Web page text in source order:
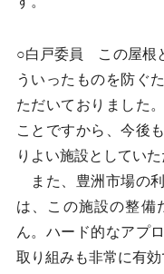
○白戸委員 この屋根
ういったものを防ぐ
ただいておりました
ことですから、今後
りよい施設としてい
また、豊洲市場の
は、この施設の整備
ん。ハード的なアプ
取り組みも非常に有効